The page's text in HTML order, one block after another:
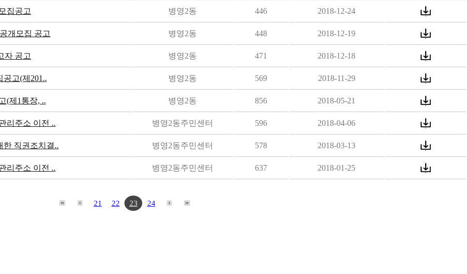
집공고 병영2동 446 2018-12-24
개모집 공고 병영2동 448 2018-12-19
자 공고 병영2동 471 2018-12-18
공고(제201.. 병영2동 569 2018-11-29
(제1통장, .. 병영2동 856 2018-05-21
리주소 이전 .. 병영2동주민센터 596 2018-04-06
한 직권조치결.. 병영2동주민센터 578 2018-03-13
리주소 이전 .. 병영2동주민센터 637 2018-01-25
21 22 23 24